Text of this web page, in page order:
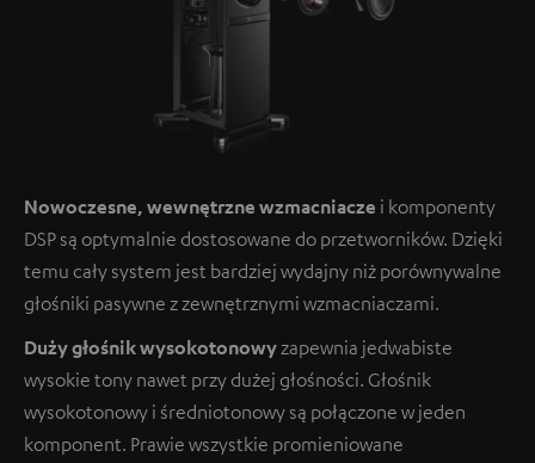
Nowoczesne, wewnętrzne wzmacniacze i komponenty
DSP są optymalnie dostosowane do przetworników. Dzięki
temu cały system jest bardziej wydajny niż porównywalne
głośniki pasywne z zewnętrznymi wzmacniaczami.
Duży głośnik wysokotonowy zapewnia jedwabiste
wysokie tony nawet przy dużej głośności. Głośnik
wysokotonowy i średniotonowy są połączone w jeden
komponent. Prawie wszystkie promieniowane